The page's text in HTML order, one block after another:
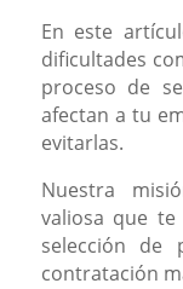
En este
dificultades
proceso de
afectan a tu
evitarlas.
Nuestra
valiosa que
selección de
contratación